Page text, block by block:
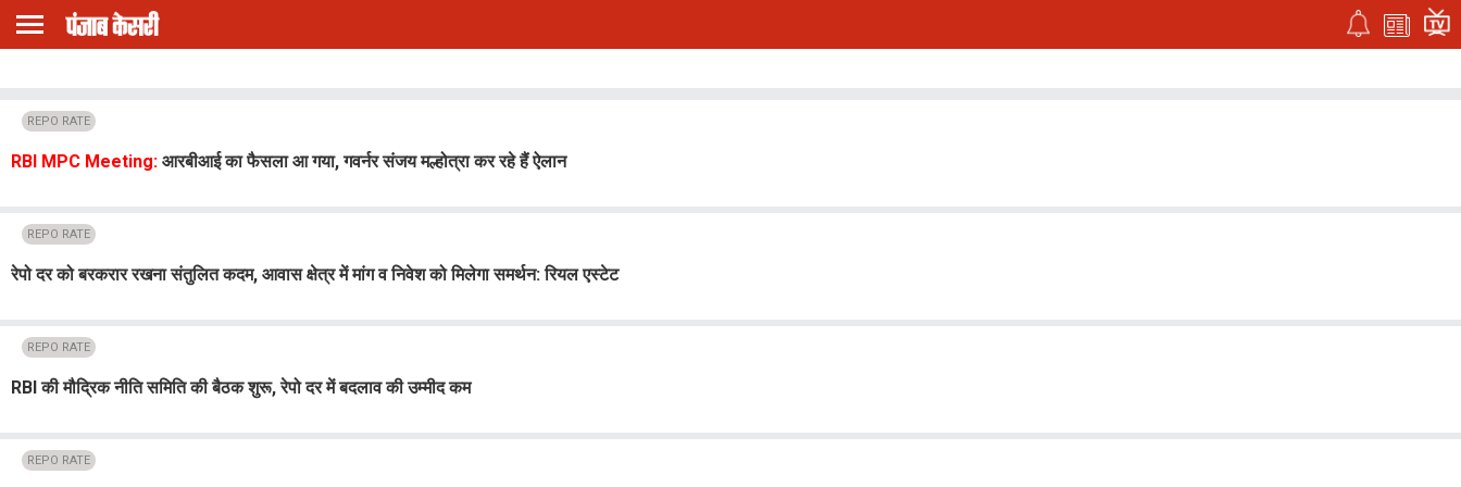
REPO RATE
RBI MPC Meeting: आरबीआई का फैसला आ गया, गवर्नर संजय मल्होत्रा कर रहे हैं ऐलान
REPO RATE
रेपो दर को बरकरार रखना संतुलित कदम, आवास क्षेत्र में मांग व निवेश को मिलेगा समर्थन: रियल एस्टेट
REPO RATE
RBI की मौद्रिक नीति समिति की बैठक शुरू, रेपो दर में बदलाव की उम्मीद कम
REPO RATE